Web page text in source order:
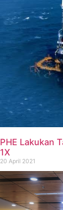
PHE Lakukan
1X
20 April 2021